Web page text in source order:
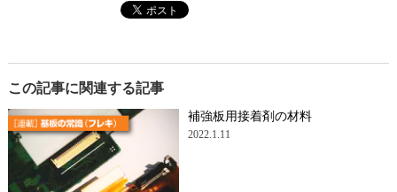
この記事に関連する記事
補強板用接着剤の材料
2022.1.11